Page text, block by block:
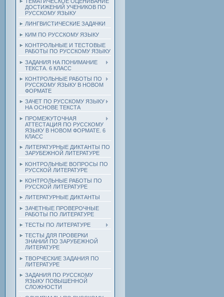
ДОСТИЖЕНИЙ УЧЕНИКОВ ПО
РУССКОМУ ЯЗЫКУ
ЛИНГВИСТИЧЕСКИЕ ЗАДАЧКИ
КИМ ПО РУССКОМУ ЯЗЫКУ
КОНТРОЛЬНЫЕ И ТЕСТОВЫЕ
РАБОТЫ ПО РУССКОМУ ЯЗЫКУ
ЗАДАНИЯ НА ПОНИМАНИЕ
ТЕКСТА. 6 КЛАСС
КОНТРОЛЬНЫЕ РАБОТЫ ПО
РУССКОМУ ЯЗЫКУ В НОВОМ
ФОРМАТЕ
ЗАЧЕТ ПО РУССКОМУ ЯЗЫКУ
НА ОСНОВЕ ТЕКСТА
ПРОМЕЖУТОЧНАЯ
АТТЕСТАЦИЯ ПО РУССКОМУ
ЯЗЫКУ В НОВОМ ФОРМАТЕ. 6
КЛАСС
ЛИТЕРАТУРНЫЕ ДИКТАНТЫ ПО
ЗАРУБЕЖНОЙ ЛИТЕРАТУРЕ
КОНТРОЛЬНЫЕ ВОПРОСЫ ПО
РУССКОЙ ЛИТЕРАТУРЕ
КОНТРОЛЬНЫЕ РАБОТЫ ПО
РУССКОЙ ЛИТЕРАТУРЕ
ЛИТЕРАТУРНЫЕ ДИКТАНТЫ
ЗАЧЕТНЫЕ ПРОВЕРОЧНЫЕ
РАБОТЫ ПО ЛИТЕРАТУРЕ
ТЕСТЫ ПО ЛИТЕРАТУРЕ
ТЕСТЫ ДЛЯ ПРОВЕРКИ
ЗНАНИЙ ПО ЗАРУБЕЖНОЙ
ЛИТЕРАТУРЕ
ТВОРЧЕСКИЕ ЗАДАНИЯ ПО
ЛИТЕРАТУРЕ
ЗАДАНИЯ ПО РУССКОМУ
ЯЗЫКУ ПОВЫШЕННОЙ
СЛОЖНОСТИ